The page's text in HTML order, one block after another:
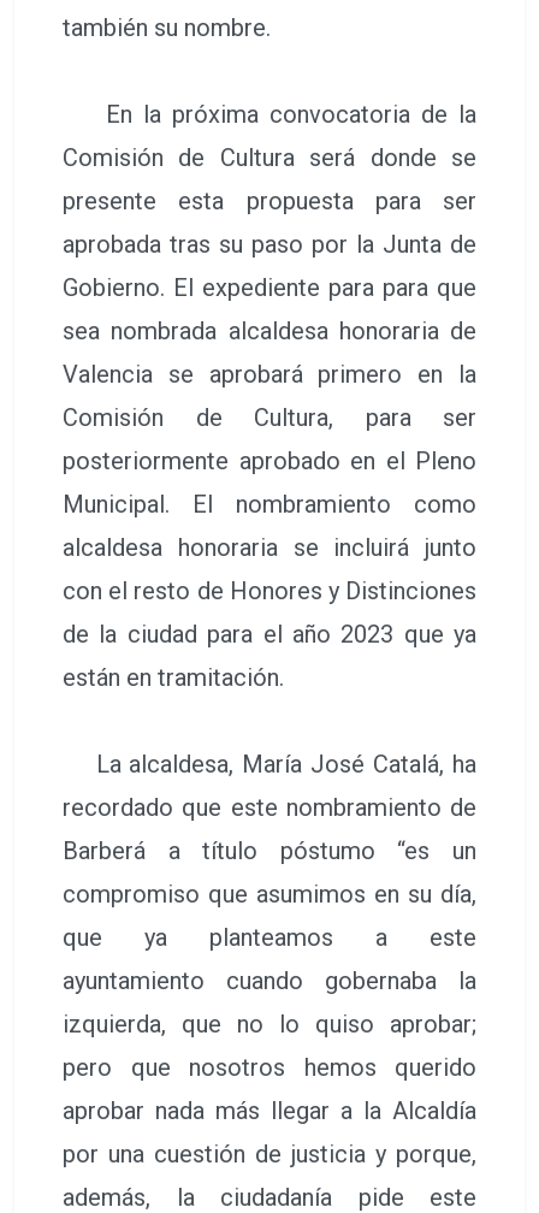
también su nombre.
En la próxima convocatoria de la
Comisión de Cultura será donde se
presente esta propuesta para ser
aprobada tras su paso por la Junta de
Gobierno. El expediente para para que
sea nombrada alcaldesa honoraria de
Valencia se aprobará primero en la
Comisión de Cultura, para ser
posteriormente aprobado en el Pleno
Municipal. El nombramiento como
alcaldesa honoraria se incluirá junto
con el resto de Honores y Distinciones
de la ciudad para el año 2023 que ya
están en tramitación.
La alcaldesa, María José Catalá, ha
recordado que este nombramiento de
Barberá a título póstumo “es un
compromiso que asumimos en su día,
que ya planteamos a este
ayuntamiento cuando gobernaba la
izquierda, que no lo quiso aprobar;
pero que nosotros hemos querido
aprobar nada más llegar a la Alcaldía
por una cuestión de justicia y porque,
además, la ciudadanía pide este